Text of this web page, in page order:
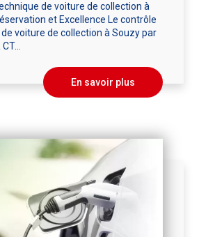
de voiture de collection à
et Excellence Le contrôle
voiture de collection à Souzy par
En savoir plus